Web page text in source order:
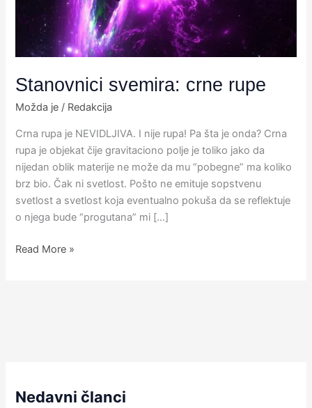
Stanovnici svemira: crne rupe
Možda je / Redakcija
Crna rupa je NEVIDLJIVA. I nije rupa! Pa šta je onda? Crna
rupa je objekat čije gravitaciono polje je toliko jako da
nijedan oblik materije ne može da mu “pobegne” ma koliko
brz bio. Čak ni svetlost. Pošto ne emituje sopstvenu
svetlost a svetlost koja eventualno pokuša da se reflektuje
o njega bude “progutana” mi […]
Read More »
Nedavni članci